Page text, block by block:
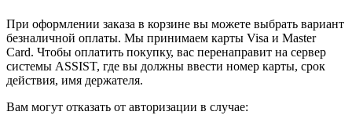
При оформлении заказа в корзине вы можете выбрать вариант
безналичной оплаты. Мы принимаем карты Visa и Master
Card. Чтобы оплатить покупку, вас перенаправит на сервер
системы ASSIST, где вы должны ввести номер карты, срок
действия, имя держателя.
Вам могут отказать от авторизации в случае: